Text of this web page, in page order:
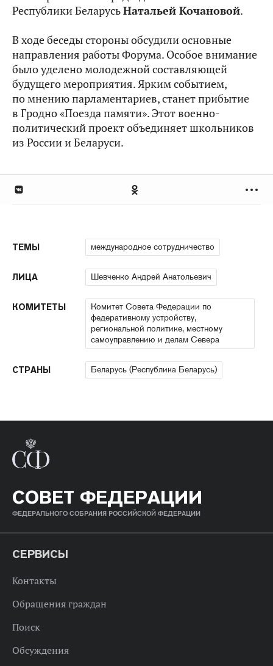
Республики БеларусьНатальей Кочановой.
В ходе беседы стороны обсудили основные
направления работы Форума. Особое внимание
было уделено молодежной составляющей
будущего мероприятия. Ярким событием,
по мнению парламентариев, станет прибытие
в Гродно «Поезда памяти». Этот военно-
политический проект объединяет школьников
из России и Беларуси.
ТЕМЫ международное сотрудничество
ЛИЦА Шевченко Андрей Анатольевич
КОМИТЕТЫ
Комитет Совета Федерации по
федеративному устройству,
региональной политике, местному
самоуправлению и делам Севера
СТРАНЫ Беларусь (Республика Беларусь)
СОВЕТ ФЕДЕРАЦИИ
ФЕДЕРАЛЬНОГО СОБРАНИЯ РОССИЙСКОЙ ФЕДЕРАЦИИ
СЕРВИСЫ
Контакты
Обращения граждан
Поиск
Обсуждения